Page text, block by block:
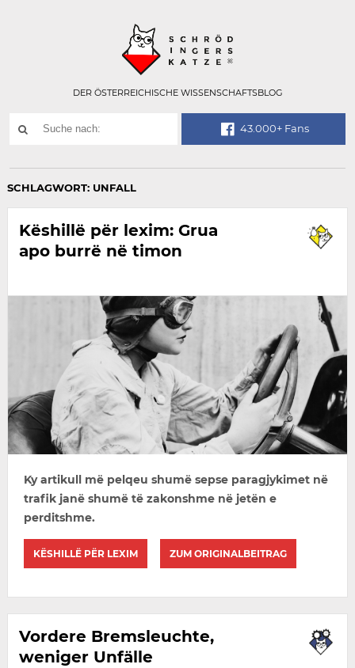
DER ÖSTERREICHISCHE WISSENSCHAFTSBLOG
SUCHE
43.000+ Fans
SCHLAGWORT: UNFALL
Këshillë për lexim: Grua
apo burrë në timon
Ky artikull më pelqeu shumë sepse paragjykimet në
trafik janë shumë të zakonshme në jetën e
perditshme.
KËSHILLË PËR LEXIM ZUM ORIGINALBEITRAG
Vordere Bremsleuchte,
weniger Unfälle